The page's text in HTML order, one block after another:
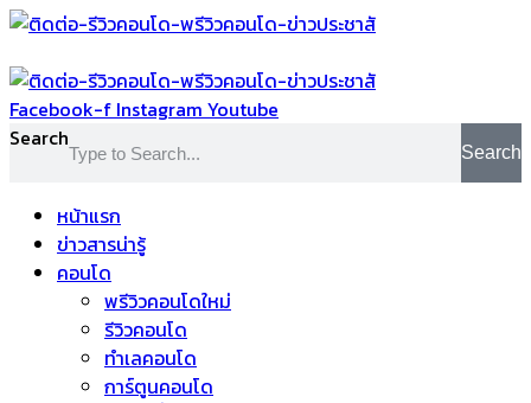
Skip
content
Facebook-f Instagram Youtube
Search
Search
หน้าแรก
ข่าวสารน่ารู้
คอนโด
พรีวิวคอนโดใหม่
รีวิวคอนโด
ทำเลคอนโด
การ์ตูนคอนโด